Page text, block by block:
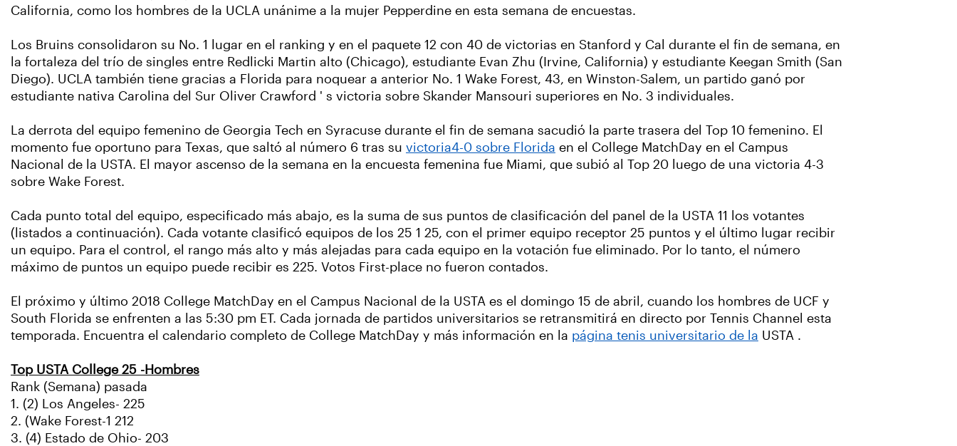
California, como los hombres de la UCLA unánime a la mujer Pepperdine en esta semana de encuestas.
Los Bruins consolidaron su No. 1 lugar en el ranking y en el paquete 12 con 40 de victorias en Stanford y Cal durante el fin de semana, en
la fortaleza del trío de singles entre Redlicki Martin alto (Chicago), estudiante Evan Zhu (Irvine, California) y estudiante Keegan Smith (San
Diego). UCLA también tiene gracias a Florida para noquear a anterior No. 1 Wake Forest, 43, en Winston-Salem, un partido ganó por
estudiante nativa Carolina del Sur Oliver Crawford ' s victoria sobre Skander Mansouri superiores en No. 3 individuales.
La derrota del equipo femenino de Georgia Tech en Syracuse durante el fin de semana sacudió la parte trasera del Top 10 femenino. El
momento fue oportuno para Texas, que saltó al número 6 tras su victoria4-0 sobre Florida en el College MatchDay en el Campus
Nacional de la USTA. El mayor ascenso de la semana en la encuesta femenina fue Miami, que subió al Top 20 luego de una victoria 4-3
sobre Wake Forest.
Cada punto total del equipo, especificado más abajo, es la suma de sus puntos de clasificación del panel de la USTA 11 los votantes
(listados a continuación). Cada votante clasificó equipos de los 25 1 25, con el primer equipo receptor 25 puntos y el último lugar recibir
un equipo. Para el control, el rango más alto y más alejadas para cada equipo en la votación fue eliminado. Por lo tanto, el número
máximo de puntos un equipo puede recibir es 225. Votos First-place no fueron contados.
El próximo y último 2018 College MatchDay en el Campus Nacional de la USTA es el domingo 15 de abril, cuando los hombres de UCF y
South Florida se enfrenten a las 5:30 pm ET. Cada jornada de partidos universitarios se retransmitirá en directo por Tennis Channel esta
temporada. Encuentra el calendario completo de College MatchDay y más información en la página tenis universitario de la USTA .
Top USTA College 25 -Hombres
Rank (Semana) pasada
1. (2) Los Angeles- 225
2. (Wake Forest-1 212
3. (4) Estado de Ohio- 203